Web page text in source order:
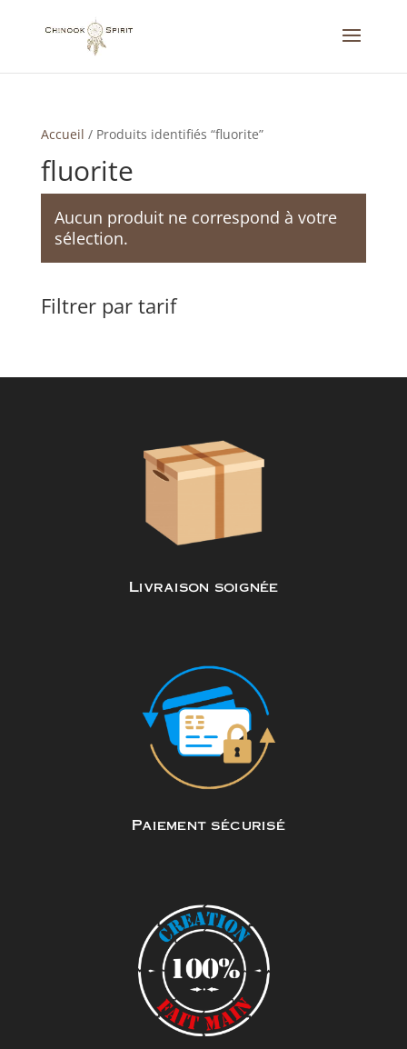
Accueil / Produits identifiés “fluorite”
fluorite
Aucun produit ne correspond à votre
sélection.
Filtrer par tarif
Livraison soignée
Paiement sécurisé